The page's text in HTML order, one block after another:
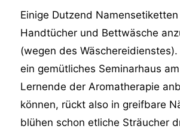
Einige Dutzend
Handtücher und Bettwäsche
(wegen des Wäschereidienstes).
ein gemütliches Seminarhaus
Lernende der Aromatherapie
können, rückt also in greifbare
blühen schon etliche Sträucher